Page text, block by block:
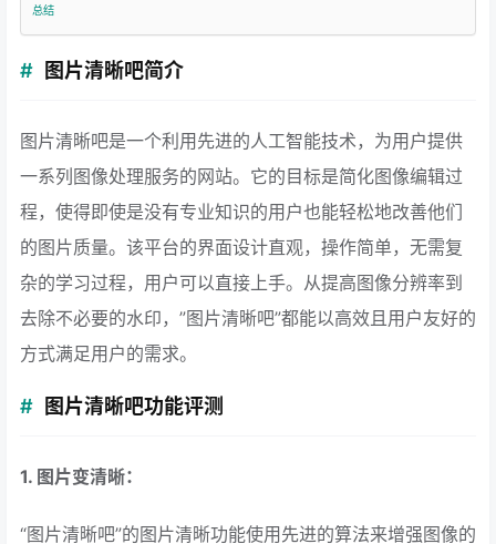
总结
图片清晰吧简介
图片清晰吧是一个利用先进的人工智能技术，为用户提供
一系列图像处理服务的网站。它的目标是简化图像编辑过
程，使得即使是没有专业知识的用户也能轻松地改善他们
的图片质量。该平台的界面设计直观，操作简单，无需复
杂的学习过程，用户可以直接上手。从提高图像分辨率到
去除不必要的水印，”图片清晰吧”都能以高效且用户友好的
方式满足用户的需求。
图片清晰吧功能评测
1. 图片变清晰：
“图片清晰吧”的图片清晰功能使用先进的算法来增强图像的